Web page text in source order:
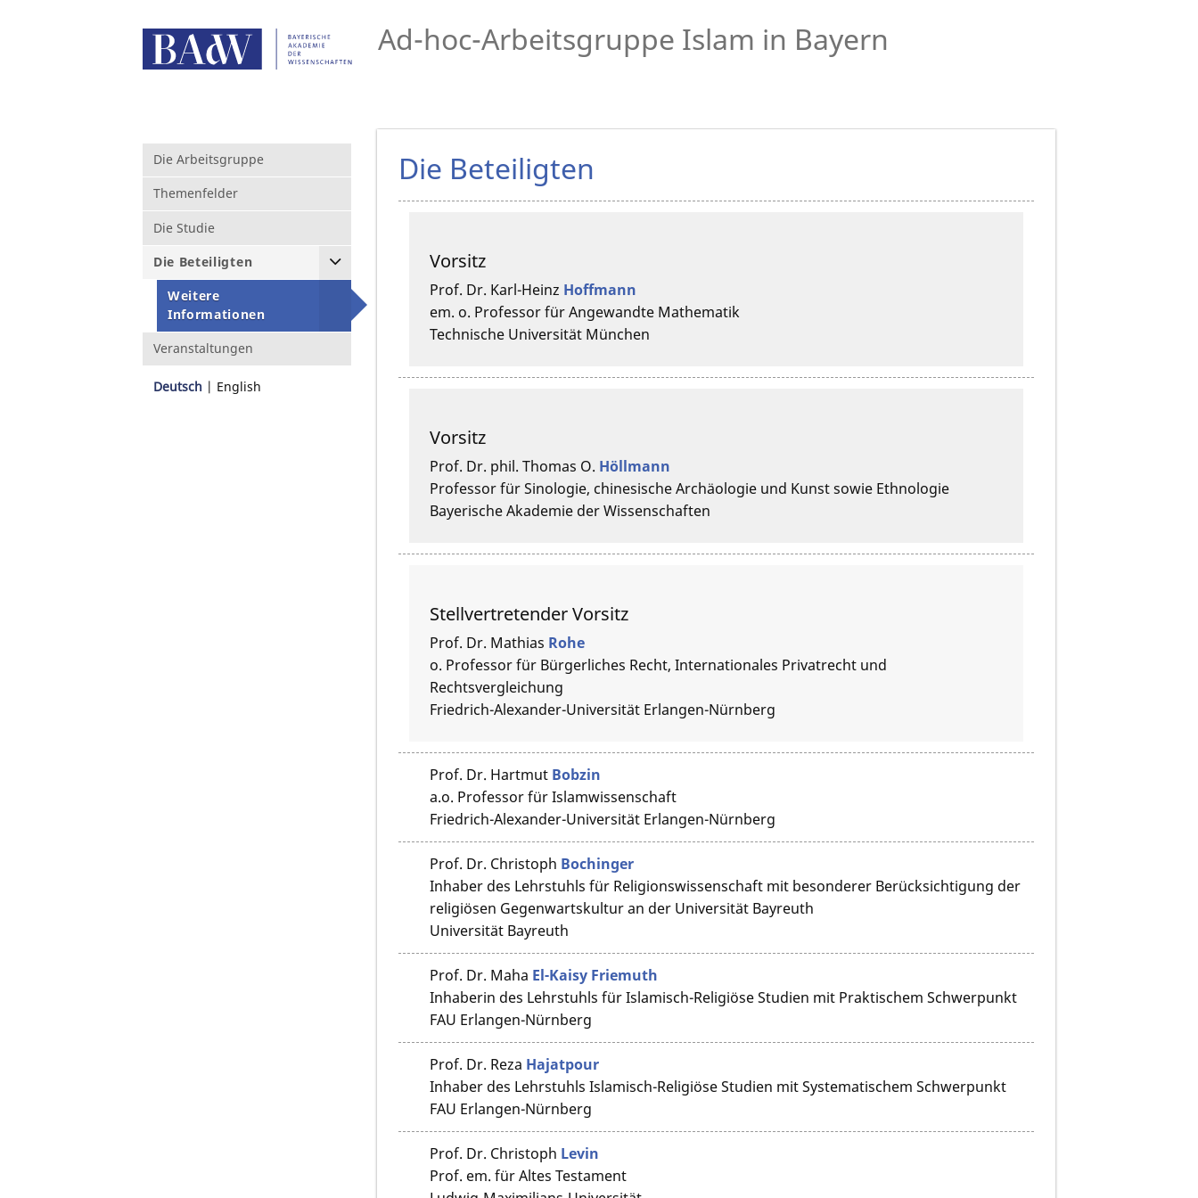
Ad-hoc-Arbeitsgruppe Islam in Bayern
Die Arbeitsgruppe
Themenfelder
Die Studie
Die Beteiligten
Weitere
Informationen
Veranstaltungen
Deutsch English
Die Beteiligten
Vorsitz
Prof. Dr. Karl-Heinz Hoffmann
em. o. Professor für Angewandte Mathematik
Technische Universität München
Vorsitz
Prof. Dr. phil. Thomas O. Höllmann
Professor für Sinologie, chinesische Archäologie und Kunst sowie Ethnologie
Bayerische Akademie der Wissenschaften
Stellvertretender Vorsitz
Prof. Dr. Mathias Rohe
o. Professor für Bürgerliches Recht, Internationales Privatrecht und
Rechtsvergleichung
Friedrich-Alexander-Universität Erlangen-Nürnberg
Prof. Dr. Hartmut Bobzin
a.o. Professor für Islamwissenschaft
Friedrich-Alexander-Universität Erlangen-Nürnberg
Prof. Dr. Christoph Bochinger
Inhaber des Lehrstuhls für Religionswissenschaft mit besonderer Berücksichtigung der
religiösen Gegenwartskultur an der Universität Bayreuth
Universität Bayreuth
Prof. Dr. Maha El-Kaisy Friemuth
Inhaberin des Lehrstuhls für Islamisch-Religiöse Studien mit Praktischem Schwerpunkt
FAU Erlangen-Nürnberg
Prof. Dr. Reza Hajatpour
Inhaber des Lehrstuhls Islamisch-Religiöse Studien mit Systematischem Schwerpunkt
FAU Erlangen-Nürnberg
Prof. Dr. Christoph Levin
Prof. em. für Altes Testament